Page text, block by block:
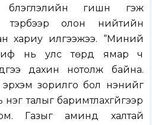
гишүүн гэж
тэрбээр олон нийтийн
хариу илгээжээ. “Миний
нь улс төрд ямар ч
дахин нотолж байна.
зорилго бол үнэнийг
талыг баримтлахгүйгээр
Газыг аминд халтай